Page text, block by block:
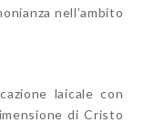
nell’ambito
laicale con
di Cristo